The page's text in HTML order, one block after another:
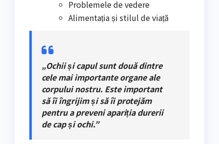
Problemele de vedere
Alimentația și stilul de viață
„Ochii și capul sunt două dintre
cele mai importante organe ale
corpului nostru. Este important
să îi îngrijim și să îi protejăm
pentru a preveni apariția durerii
de cap și ochi.”